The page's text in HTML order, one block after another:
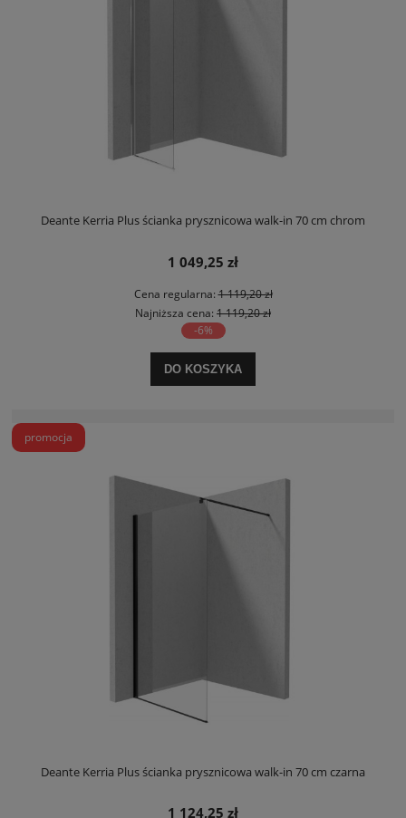
Deante Kerria Plus ścianka prysznicowa walk-in 70 cm chrom
1 049,25 zł
Cena regularna:1 119,20 zł
Najniższa cena: 1 119,20 zł
-6%
DO KOSZYKA
Deante Kerria Plus ścianka prysznicowa walk-in 70 cm czarna
1 124,25 zł
promocja